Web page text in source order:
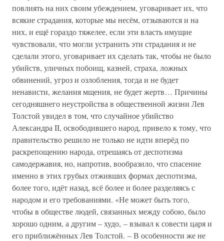
повлиять на них своим убеждением, уговаривает их, что
всякие страдания, которые мы несём, отзываются и на
них, и ещё гораздо тяжелее, если эти власть имущие
чувствовали, что могли устранить эти страдания и не
сделали этого, уговаривает их сделать так, чтобы не было
убийств, уличных побоищ, казней, страха, ложных
обвинений, угроз и озлобления, тогда и не будет
ненависти, желания мщения, не будет жертв… Причины
сегодняшнего неустройства в общественной жизни Лев
Толстой увидел в том, что случайное убийство
Александра II, освободившего народ, привело к тому, что
правительство решило не только не идти вперёд по
раскрепощению народа, отрешаясь от деспотизма
самодержавия, но, напротив, вообразило, что спасение
именно в этих грубых отживших формах деспотизма,
более того, идёт назад, всё более и более разделяясь с
народом и его требованиями. «Не может быть того,
чтобы в обществе людей, связанных между собою, было
хорошо одним, а другим – худо, – взывал к совести царя и
его приближённых Лев Толстой. – В особенности же не